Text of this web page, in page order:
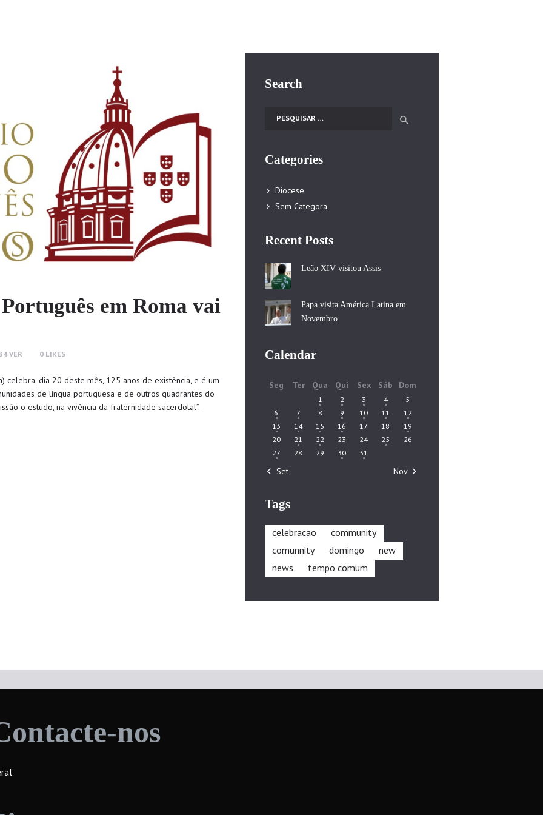
em Roma vai
VER 0 LIKES
celebra, dia 20 deste mês, 125 anos de existência, e é um
de língua portuguesa e de outros quadrantes do
o estudo, na vivência da fraternidade sacerdotal”.
Search
Pesquisar por:
Categories
Diocese
Sem Categora
Recent Posts
Leão XIV visitou Assis
Papa visita América Latina em
Novembro
Calendar
Seg Ter Qua Qui Sex Sáb Dom
1 2 3 4
5
6
7 8 9 10 11
12
13
14 15 16 17 18
19
20
21 22 23 24 25
26
27
28 29 30 31
« Set Nov »
Tags
celebracao
community
comunnity
domingo
new
news
tempo comum
nos